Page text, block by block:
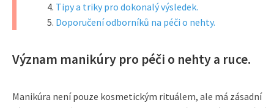
Tipy a triky pro dokonalý výsledek.
Doporučení odborníků na péči o nehty.
Význam manikúry pro péči o nehty a ruce.
Manikúra není pouze kosmetickým rituálem, ale má zásadní